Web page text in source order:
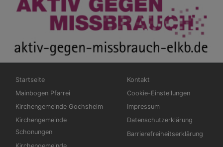
Hauptnavigation
Startseite
Mainbogen Pfarrei
Kirchengemeinde Gochsheim
Kirchengemeinde
Schonungen
Fußbereichsmenü
Kontakt
Cookie-Einstellungen
Impressum
Datenschutzerklärung
Barrierefreiheitserklärung